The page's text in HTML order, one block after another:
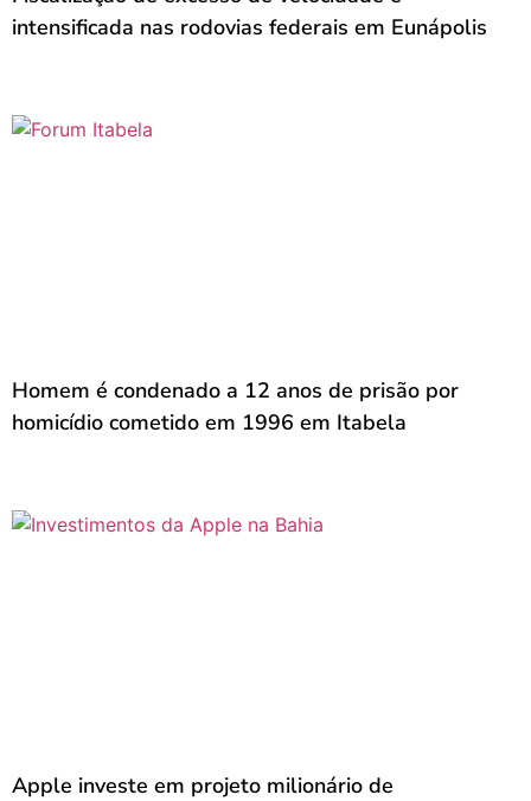
intensificada nas rodovias federais em Eunápolis
Homem é condenado a 12 anos de prisão por
homicídio cometido em 1996 em Itabela
Apple investe em projeto milionário de